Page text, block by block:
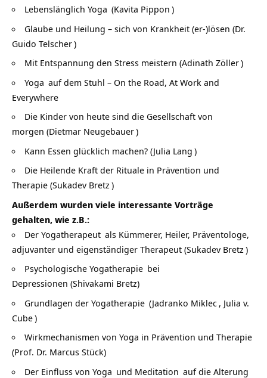
Lebenslänglich Yoga (Kavita Pippon )
Glaube und Heilung – sich von Krankheit (er-)lösen (Dr.
Guido Telscher)
Mit Entspannung den Stress meistern (Adinath Zöller)
Yoga auf dem Stuhl – On the Road, At Work and
Everywhere
Die Kinder von heute sind die Gesellschaft von
morgen (Dietmar Neugebauer)
Kann Essen glücklich machen? (Julia Lang )
Die Heilende Kraft der Rituale in Prävention und
Therapie (Sukadev Bretz)
Außerdem wurden viele interessante Vorträge
gehalten, wie z.B.:
Der Yogatherapeut als Kümmerer, Heiler, Präventologe,
adjuvanter und eigenständiger Therapeut (Sukadev Bretz )
Psychologische Yogatherapie bei
Depressionen (Shivakami Bretz)
Grundlagen der Yogatherapie (Jadranko Miklec , Julia v.
Cube)
Wirkmechanismen von Yoga in Prävention und Therapie
(Prof. Dr. Marcus Stück)
Der Einfluss von Yoga und Meditation auf die Alterung